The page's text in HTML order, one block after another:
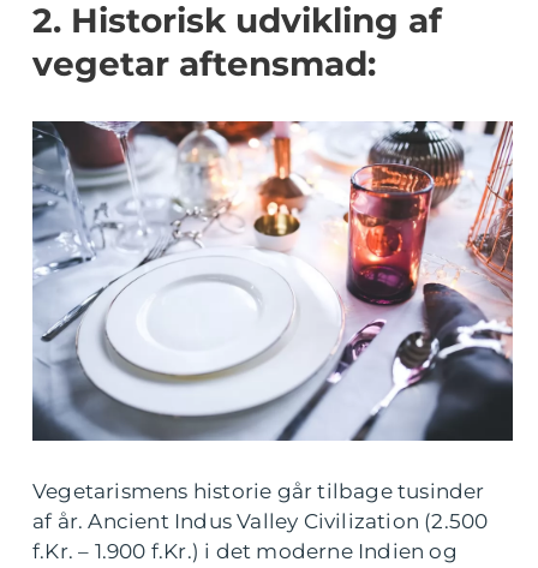
2. Historisk udvikling af
vegetar aftensmad:
Vegetarismens historie går tilbage tusinder
af år. Ancient Indus Valley Civilization (2.500
f.Kr. – 1.900 f.Kr.) i det moderne Indien og